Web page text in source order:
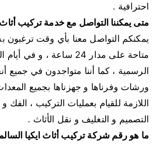
احترافية .
متى يمكننا التواصل مع خدمة تركيب أثاث
يمكنكم التواصل معنا بأي وقت ترغبون
متاحة على مدار 24 ساعة ، و
الرسمية ، كما أننا متواجدون في جميع
ورشات وفرناها و جهزناها بجميع
اللازمة للقيام بعمليات التركيب ، الفك و
التصميم و التغليف و نقل الأثاث .
ما هو رقم شركة تركيب أثاث ايكيا